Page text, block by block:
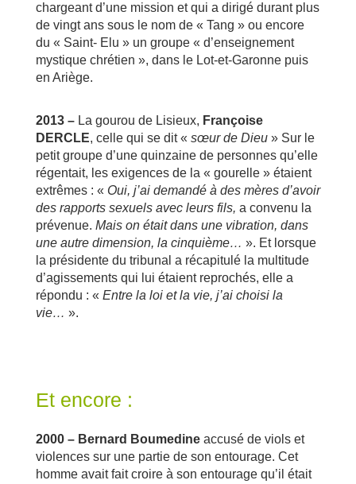
chargeant d’une mission et qui a dirigé durant plus
de vingt ans sous le nom de « Tang » ou encore
du « Saint- Elu » un groupe « d’enseignement
mystique chrétien », dans le Lot-et-Garonne puis
en Ariège.
2013 –La gourou de Lisieux, Françoise
DERCLE, celle qui se dit « sœur de Dieu » Sur le
petit groupe d’une quinzaine de personnes qu’elle
régentait, les exigences de la « gourelle » étaient
extrêmes : « Oui, j’ai demandé à des mères d’avoir
des rapports sexuels avec leurs fils, a convenu la
prévenue. Mais on était dans une vibration, dans
une autre dimension, la cinquième… ». Et lorsque
la présidente du tribunal a récapitulé la multitude
d’agissements qui lui étaient reprochés, elle a
répondu : « Entre la loi et la vie, j’ai choisi la
vie… ».
Et encore :
2000 – Bernard Boumedineaccusé de viols et
violences sur une partie de son entourage. Cet
homme avait fait croire à son entourage qu’il était